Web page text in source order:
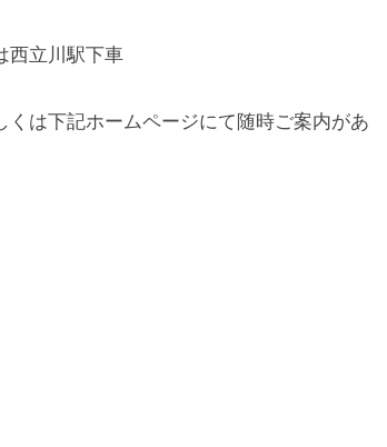
立川駅下車
は下記ホームページにて随時ご案内があ